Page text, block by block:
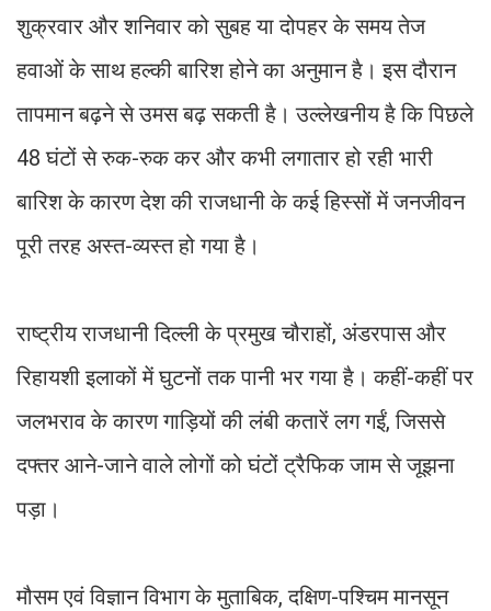
शुक्रवार और शनिवार को सुबह या दोपहर के समय तेज
हवाओं के साथ हल्की बारिश होने का अनुमान है। इस दौरान
तापमान बढ़ने से उमस बढ़ सकती है। उल्लेखनीय है कि पिछले
48 घंटों से रुक-रुक कर और कभी लगातार हो रही भारी
बारिश के कारण देश की राजधानी के कई हिस्सों में जनजीवन
पूरी तरह अस्त-व्यस्त हो गया है।
राष्ट्रीय राजधानी दिल्ली के प्रमुख चौराहों, अंडरपास और
रिहायशी इलाकों में घुटनों तक पानी भर गया है। कहीं-कहीं पर
जलभराव के कारण गाड़ियों की लंबी कतारें लग गईं, जिससे
दफ्तर आने-जाने वाले लोगों को घंटों ट्रैफिक जाम से जूझना
पड़ा।
मौसम एवं विज्ञान विभाग के मुताबिक, दक्षिण-पश्चिम मानसून